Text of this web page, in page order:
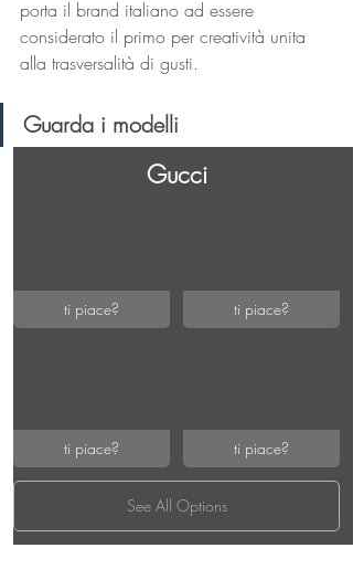
porta il brand italiano ad essere
considerato il primo per creatività unita
alla trasversalità di gusti.
Guarda i modelli
Gucci
ti piace? ti piace?
ti piace? ti piace?
See All Options